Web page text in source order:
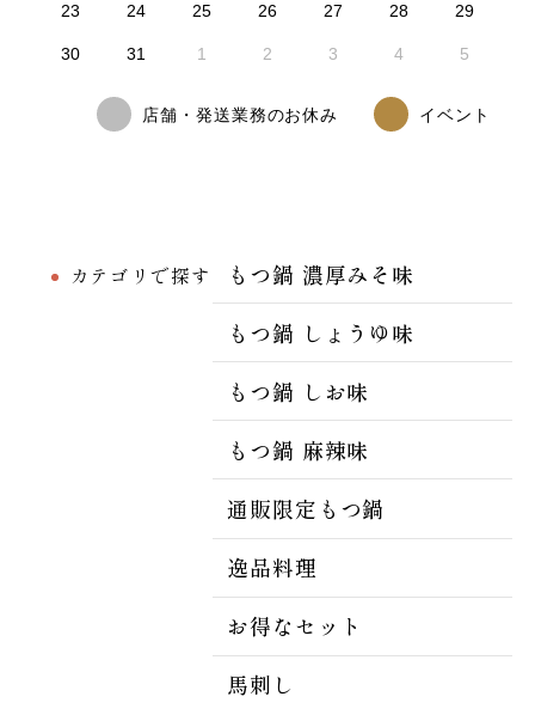
カテゴリで探す
もつ鍋 濃厚みそ味
もつ鍋 しょうゆ味
もつ鍋 しお味
もつ鍋 麻辣味
通販限定もつ鍋
逸品料理
お得なセット
馬刺し
23 24 25 26 27 28 29
30 31 1 2 3 4 5
店舗・発送業務のお休み イベント